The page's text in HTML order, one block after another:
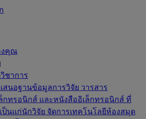
งคุณ
ชาการ
สนอฐานข้อมูลการวิจัย วารสาร
กทรอนิกส์ และหนังสืออิเล็กทรอนิกส์ ที่
ป็นแก่นักวิจัย จัดการเทคโนโลยีห้องสมุด